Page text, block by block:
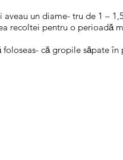
un diame- tru de 1 –
recoltei pentru o perioadă
că gropile săpate